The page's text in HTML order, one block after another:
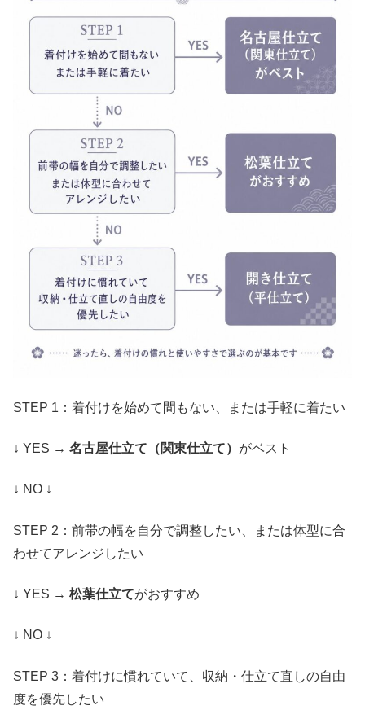
STEP 1：着付けを始めて間もない、または手軽に着たい
↓ YES → 名古屋仕立て（関東仕立て） がベスト
↓ NO ↓
STEP 2：前帯の幅を自分で調整したい、または体型に合
わせてアレンジしたい
↓ YES → 松葉仕立てがおすすめ
↓ NO ↓
STEP 3：着付けに慣れていて、収納・仕立て直しの自由
度を優先したい